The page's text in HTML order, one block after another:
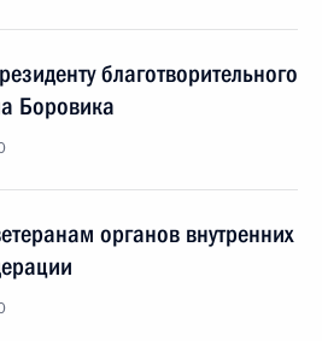
благотворительного
Боровика
органов внутренних